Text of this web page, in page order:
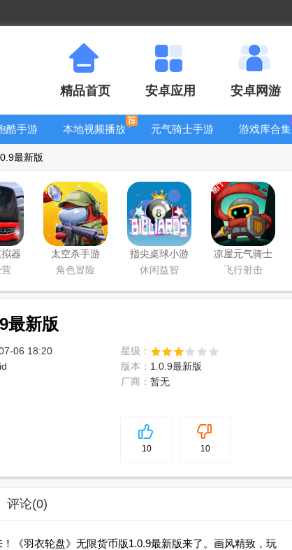
精品首页 安卓应用 安卓网游
酷手游
本地视频播放
元气骑士手游
游戏库合集
最新版
器
太空杀手游
角色冒险
指尖桌球小游
戏
休闲益智
凉屋元气骑士
前传手游
飞行射击
最新版
06 18:20
星级：
版本： 1.0.9最新版
厂商： 暂无
5
10 10
评论(0)
《羽衣轮盘》无限货币版1.0.9最新版来了。画风精致，玩